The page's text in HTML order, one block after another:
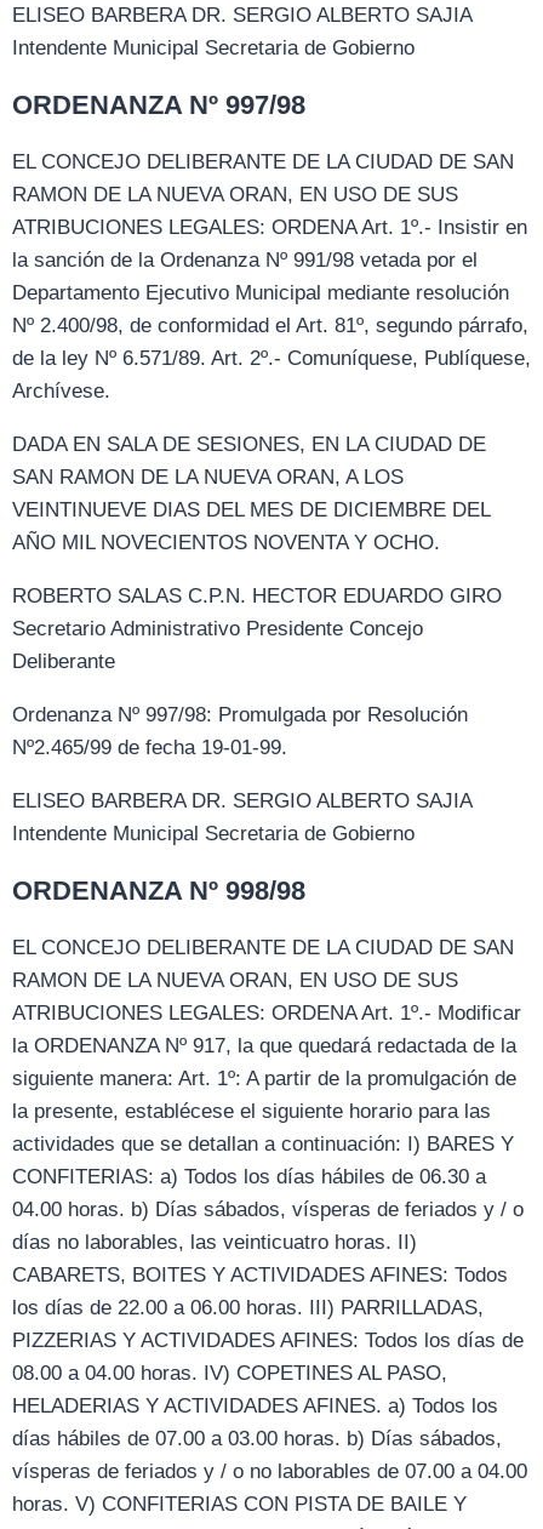
ELISEO BARBERA DR. SERGIO ALBERTO SAJIA
Intendente Municipal Secretaria de Gobierno
ORDENANZA Nº 997/98
EL CONCEJO DELIBERANTE DE LA CIUDAD DE SAN
RAMON DE LA NUEVA ORAN, EN USO DE SUS
ATRIBUCIONES LEGALES: ORDENA Art. 1º.- Insistir en
la sanción de la Ordenanza Nº 991/98 vetada por el
Departamento Ejecutivo Municipal mediante resolución
Nº 2.400/98, de conformidad el Art. 81º, segundo párrafo,
de la ley Nº 6.571/89. Art. 2º.- Comuníquese, Publíquese,
Archívese.
DADA EN SALA DE SESIONES, EN LA CIUDAD DE
SAN RAMON DE LA NUEVA ORAN, A LOS
VEINTINUEVE DIAS DEL MES DE DICIEMBRE DEL
AÑO MIL NOVECIENTOS NOVENTA Y OCHO.
ROBERTO SALAS C.P.N. HECTOR EDUARDO GIRO
Secretario Administrativo Presidente Concejo
Deliberante
Ordenanza Nº 997/98: Promulgada por Resolución
Nº2.465/99 de fecha 19-01-99.
ELISEO BARBERA DR. SERGIO ALBERTO SAJIA
Intendente Municipal Secretaria de Gobierno
ORDENANZA Nº 998/98
EL CONCEJO DELIBERANTE DE LA CIUDAD DE SAN
RAMON DE LA NUEVA ORAN, EN USO DE SUS
ATRIBUCIONES LEGALES: ORDENA Art. 1º.- Modificar
la ORDENANZA Nº 917, la que quedará redactada de la
siguiente manera: Art. 1º: A partir de la promulgación de
la presente, establécese el siguiente horario para las
actividades que se detallan a continuación: I) BARES Y
CONFITERIAS: a) Todos los días hábiles de 06.30 a
04.00 horas. b) Días sábados, vísperas de feriados y / o
días no laborables, las veinticuatro horas. II)
CABARETS, BOITES Y ACTIVIDADES AFINES: Todos
los días de 22.00 a 06.00 horas. III) PARRILLADAS,
PIZZERIAS Y ACTIVIDADES AFINES: Todos los días de
08.00 a 04.00 horas. IV) COPETINES AL PASO,
HELADERIAS Y ACTIVIDADES AFINES. a) Todos los
días hábiles de 07.00 a 03.00 horas. b) Días sábados,
vísperas de feriados y / o no laborables de 07.00 a 04.00
horas. V) CONFITERIAS CON PISTA DE BAILE Y